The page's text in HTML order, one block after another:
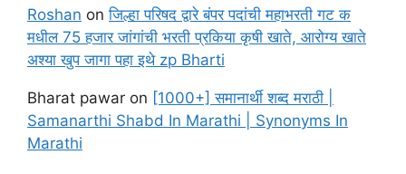
Roshan onजिल्हा परिषद द्वारे बंपर पदांची महाभरती गट क
मधील 75 हजार जांगांची भरती प्रकिया कृषी खाते, आरोग्य खाते
अश्या खुप जागा पहा इथे zp Bharti
Bharat pawar on [1000+] समानार्थी शब्द मराठी |
Samanarthi Shabd In Marathi | Synonyms In
Marathi